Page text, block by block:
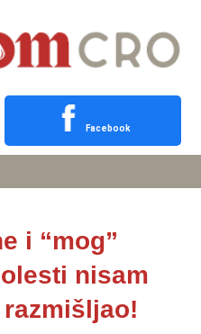
Facebook
i “mog”
nisam